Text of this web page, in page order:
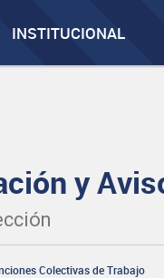
INSTITUCIONAL
y
Colectivas de Trabajo